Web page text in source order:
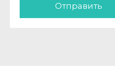
Отправить